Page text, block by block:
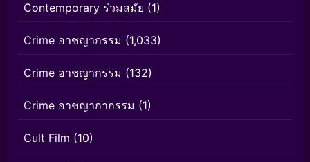
Contemporary ร่วมสมัย (1)
Crime อาชญากรรม (1,033)
Crime อาชญากรรม (132)
Crime อาชญากากรรม (1)
Cult Film (10)